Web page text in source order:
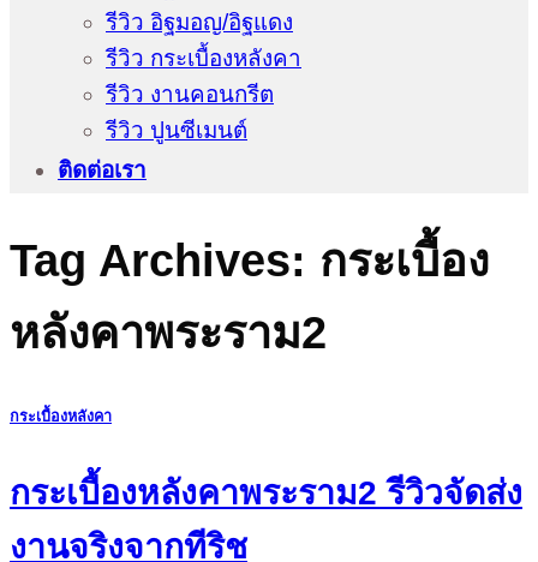
รีวิว อิฐมอญ/อิฐแดง
รีวิว กระเบื้องหลังคา
รีวิว งานคอนกรีต
รีวิว ปูนซีเมนต์
ติดต่อเรา
Tag Archives: กระเบื้อง
หลังคาพระราม2
กระเบื้องหลังคา
กระเบื้องหลังคาพระราม2 รีวิวจัดส่ง
งานจริงจากทีริช